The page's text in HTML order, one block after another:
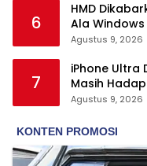
6
HMD
Ala Windows
Agustus 9, 2026
7
iPhone Ultra
Masih
Agustus 9, 2026